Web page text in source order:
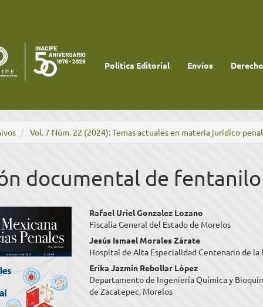
Política Editorial Envíos
Vol. 7 Núm. 22 (2024): Temas actuales en materia jurídico-penal
documental de fentanilo
Contenido
principal
del
artículo
Rafael Uriel Gonzalez Lozano
Fiscalía General del Estado de Morelos
Jesús Ismael Morales Zárate
Hospital de Alta Especialidad Centenario de la
Erika Jazmín Rebollar López
Departamento de Ingeniería Química y
de Zacatepec, Morelos